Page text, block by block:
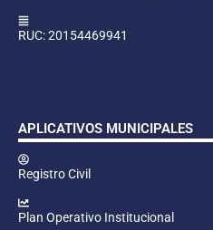
RUC: 20154469941
APLICATIVOS MUNICIPALES
Registro Civil
Plan Operativo Institucional